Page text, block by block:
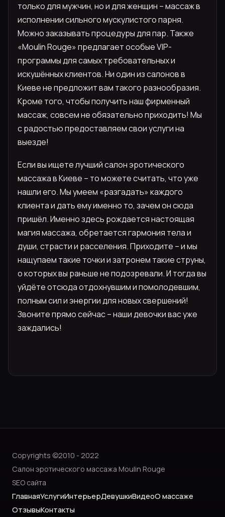
только для мужчин, но и для женщин – массаж в
исполнении сильного мускулистого парня.
Можно заказывать процедуры для пар. Также
«Moulin Rouge» предлагает особые VIP-
программы для самых требовательных и
искушённых клиентов. Ни один из салонов в
Киеве не предложит вам такого разнообразия.
Кроме того, чтобы получить наш фирменный
массаж, совсем не обязательно приходить! Мы
с радостью предоставляем свои услуги на
выезде!
Если вы ищете лучший салон эротического
массажа в Киеве – то можете считать, что уже
нашли его. Мы умеем «разгадать» каждого
клиента и дать ему именно то, зачем он сюда
пришёл. Именно здесь рождается настоящая
магия массажа, обретается гармония тела и
души, страсти и расселения. Приходите – и мы
нащупаем такие точки и затронем такие струны,
о которых вы раньше не подозревали. И тогда вы
уйдёте отсюда отдохнувшим и помолодевшим,
полным сил и энергии для новых свершений!
Звоните прямо сейчас – наши девочки вас уже
заждались!
Copyrights ©2010 - 2022
Салон эротического массажа Moulin Rouge
SEO сайта
ГлавнаяУслугиИнтерьерДевушкиВидеоО массаже
ОтзывыКонтакты